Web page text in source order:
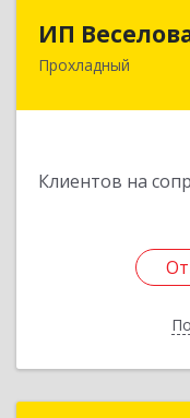
ИП
Прохладный
Клиентов на